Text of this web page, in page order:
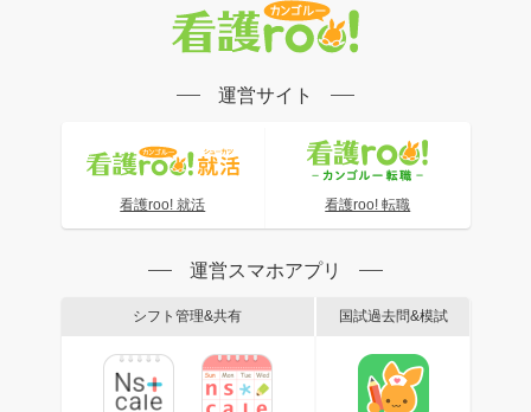
運営サイト
看護roo! 就活 看護roo! 転職
運営スマホアプリ
シフト管理&共有 国試過去問&模試